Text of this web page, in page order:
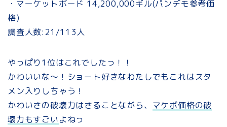
・マーケットボード 14,200,000ギル(パンデモ参考価
格)
調査人数:21/113人
やっぱり1位はこれでしたっ！！
かわいいな～！ショート好きなわたしでもこれはスタ
メン入りしちゃう！
かわいさの破壊力はさることながら、 マケボ価格の破
壊力もすごいよねっ